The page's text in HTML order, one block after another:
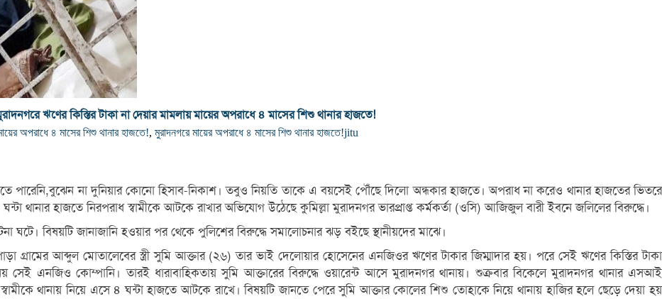
ঋণের কিস্তির টাকা না দেয়ার মামলায় মায়ের অপরাধে ৪ মাসের শিশু থানার হাজতে!
অপরাধে ৪ মাসের শিশু থানার হাজতে!, মুরাদনগরে মায়ের অপরাধে ৪ মাসের শিশু থানার হাজতে!jitu
না দুনিয়ার কোনো হিসাব-নিকাশ। তবুও নিয়তি তাকে এ বয়সেই পৌঁছে দিলো অন্ধকার হাজতে। অপরাধ না করেও থানার হাজতের ভিতরে
থানার হাজতে নিরপরাধ স্বামীকে আটকে রাখার অভিযোগ উঠেছে কুমিল্লা মুরাদনগর ভারপ্রাপ্ত কর্মকর্তা (ওসি) আজিজুল বারী ইবনে জলিলের বিরুদ্ধে।
ঘটে। বিষয়টি জানাজানি হওয়ার পর থেকে পুলিশের বিরুদ্ধে সমালোচনার ঝড় বইছে স্থানীয়দের মাঝে।
গ্রামের আব্দুল মোতালেবের স্ত্রী সুমি আক্তার (২৬) তার ভাই দেলোয়ার হোসেনের এনজিওর ঋণের টাকার জিম্মাদার হয়। পরে সেই ঋণের কিস্তির টাকা
সেই এনজিও কোম্পানি। তারই ধারাবাহিকতায় সুমি আক্তারের বিরুদ্ধে ওয়ারেন্ট আসে মুরাদনগর থানায়। শুক্রবার বিকেলে মুরাদনগর থানার এসআই
থানায় নিয়ে এসে ৪ ঘন্টা হাজতে আটকে রাখে। বিষয়টি জানতে পেরে সুমি আক্তার কোলের শিশু তোহাকে নিয়ে থানায় হাজির হলে ছেড়ে দেয়া হয়